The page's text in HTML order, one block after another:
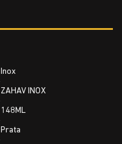
Inox
ZAHAV INOX
148ML
Prata